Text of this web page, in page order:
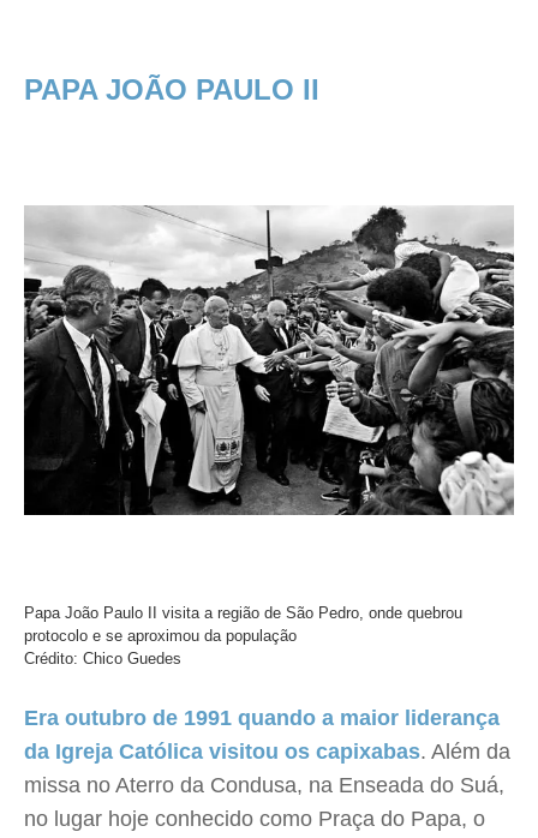
PAPA JOÃO PAULO II
Papa João Paulo II visita a região de São Pedro, onde quebrou
protocolo e se aproximou da população
Crédito: Chico Guedes
Era outubro de 1991 quando a maior liderança
da Igreja Católica visitou os capixabas. Além da
missa no Aterro da Condusa, na Enseada do Suá,
no lugar hoje conhecido como Praça do Papa, o